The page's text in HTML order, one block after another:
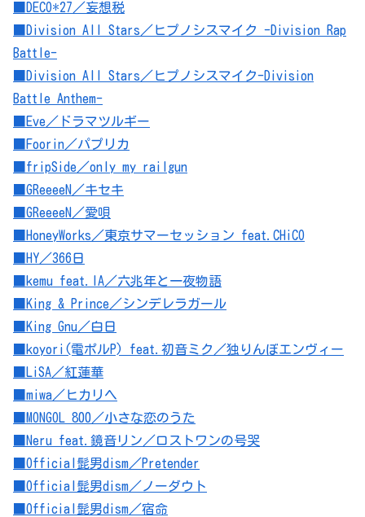
■DECO*27／妄想税
■Division All Stars／ヒプノシスマイク -Division Rap
Battle-
■Division All Stars／ヒプノシスマイク-Division
Battle Anthem-
■Eve／ドラマツルギー
■Foorin／パプリカ
■fripSide／only my railgun
■GReeeeN／キセキ
■GReeeeN／愛唄
■HoneyWorks／東京サマーセッション feat.CHiCO
■HY／366日
■kemu feat.IA／六兆年と一夜物語
■King & Prince／シンデレラガール
■King Gnu／白日
■koyori(電ポルP) feat.初音ミク／独りんぼエンヴィー
■LiSA／紅蓮華
■miwa／ヒカリヘ
■MONGOL 800／小さな恋のうた
■Neru feat.鏡音リン／ロストワンの号哭
■Official髭男dism／Pretender
■Official髭男dism／ノーダウト
■Official髭男dism／宿命